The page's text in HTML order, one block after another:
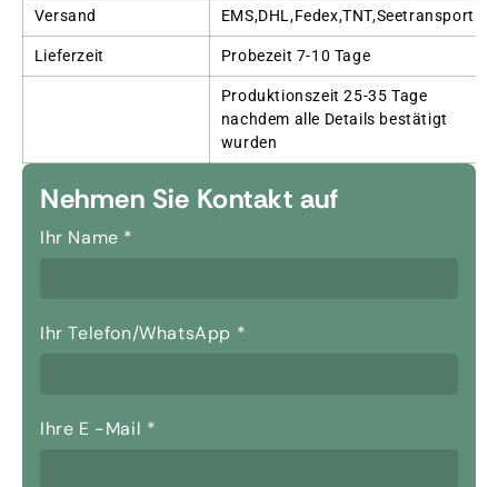
Versand EMS,DHL,Fedex,TNT,Seetransport
Lieferzeit Probezeit 7-10 Tage
Produktionszeit 25-35 Tage
nachdem alle Details bestätigt
wurden
Nehmen Sie Kontakt auf
Ihr Name *
Ihr Telefon/WhatsApp *
Ihre E -Mail *